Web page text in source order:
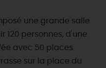
une grande salle
120 personnes, d'une
avec 50 places
sur la place du